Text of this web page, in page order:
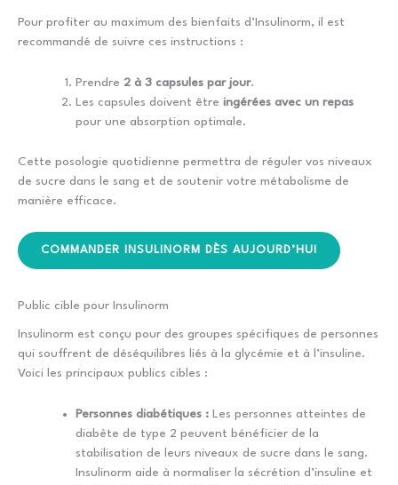
Pour profiter au maximum des bienfaits d’Insulinorm, il est
recommandé de suivre ces instructions :
Prendre 2 à 3 capsules par jour.
Les capsules doivent être ingérées avec un repas
pour une absorption optimale.
Cette posologie quotidienne permettra de réguler vos niveaux
de sucre dans le sang et de soutenir votre métabolisme de
manière efficace.
COMMANDER INSULINORM DÈS AUJOURD’HUI
Public cible pour Insulinorm
Insulinorm est conçu pour des groupes spécifiques de personnes
qui souffrent de déséquilibres liés à la glycémie et à l’insuline.
Voici les principaux publics cibles :
Personnes diabétiques : Les personnes atteintes de
diabète de type 2 peuvent bénéficier de la
stabilisation de leurs niveaux de sucre dans le sang.
Insulinorm aide à normaliser la sécrétion d’insuline et